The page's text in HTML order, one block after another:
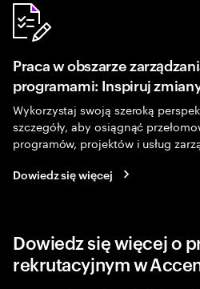
Praca w obszarze
programami: Inspiruj
Wykorzystaj swoją szeroką
szczegóły, aby osiągnąć
programów, projektów i usług
Dowiedz się więcej
Dowiedz się więcej o
rekrutacyjnym w